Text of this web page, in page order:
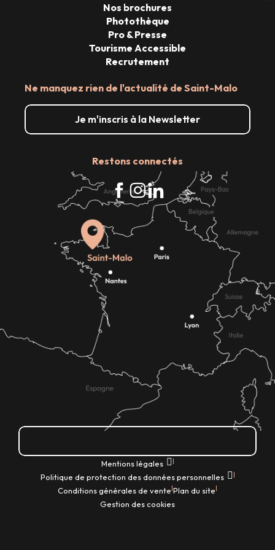
Ne manquez rien de l'actualité de Saint-Malo
Je m'inscris à la Newsletter
Restons connectés
Nos brochures
Photothèque
Pro & Presse
Tourisme Accessible
Recrutement
Mentions légales |
Politique de protection des données personnelles |
Conditions générales de vente|Plan du site|
Gestion des cookies